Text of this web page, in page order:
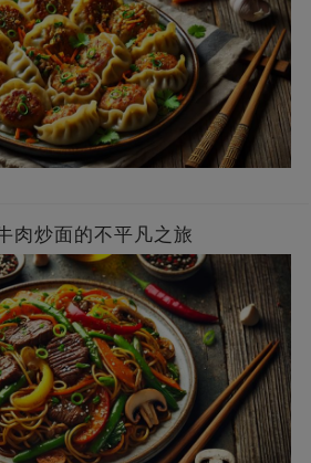
炒面的不平凡之旅